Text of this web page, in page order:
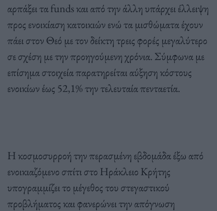
αρπάξει τα funds και από την άλλη υπάρχει έλλειψη
προς ενοικίαση κατοικιών ενώ τα μισθώματα έχουν
πάει στον Θεό με τον δείκτη τρεις φορές μεγαλύτερο
σε σχέση με την προηγούμενη χρόνια. Σύμφωνα με
επίσημα στοιχεία παρατηρείται αύξηση κόστους
ενοικίων έως 52,1% την τελευταία πενταετία.
Η κοσμοσυρροή την περασμένη εβδομάδα έξω από
ενοικιαζόμενο σπίτι στο Ηράκλειο Κρήτης
υπογραμμίζει το μέγεθος του στεγαστικού
προβλήματος και φανερώνει την απόγνωση